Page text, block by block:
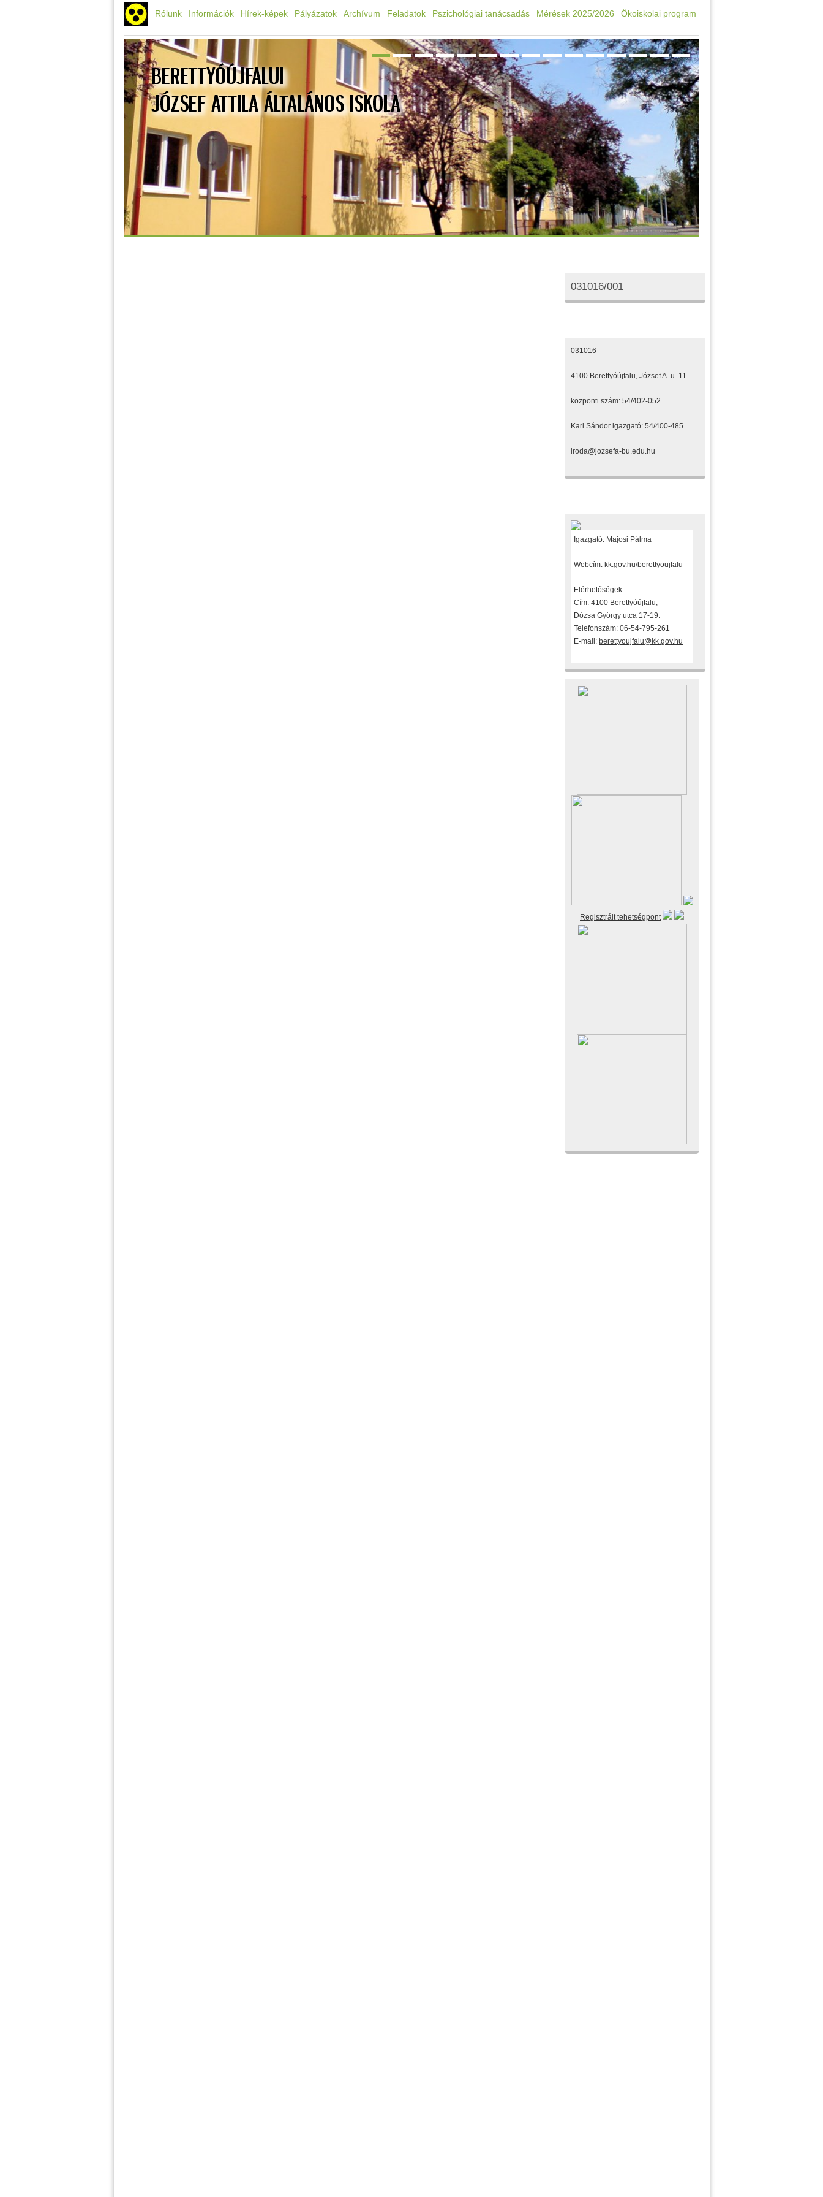
Rólunk Információk Hírek-képek Pályázatok Archívum Feladatok Pszichológiai tanácsadás Mérések 2025/2026 Ökoiskolai program
031016/001
031016
4100 Berettyóújfalu, József A. u. 11.
központi szám: 54/402-052
Kari Sándor igazgató: 54/400-485
iroda@jozsefa-bu.edu.hu
Igazgató: Majosi Pálma
Webcím: kk.gov.hu/berettyoujfalu
Elérhetőségek:
Cím: 4100 Berettyóújfalu,
Dózsa György utca 17-19.
Telefonszám: 06-54-795-261
E-mail: berettyoujfalu@kk.gov.hu
Regisztrált tehetségpont